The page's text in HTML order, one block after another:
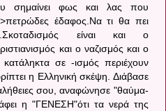
σημαίνει φως και λας που
έδαφος.Να τι θα πει
είναι και ο
και ο ναζισμός και ο
κατάληκτα σε -ισμός περιέχουν
η Ελληνική σκέψη. Διάβασε
σου, αναφώνησε "θαύμα-
η "ΓΕΝΕΣΗ"ότι τα νερά της